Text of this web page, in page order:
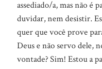
assediado/a, mas não é
duvidar, nem desistir.
quer que você prove
Deus e não servo dele,
vontade? Sim! Estou a